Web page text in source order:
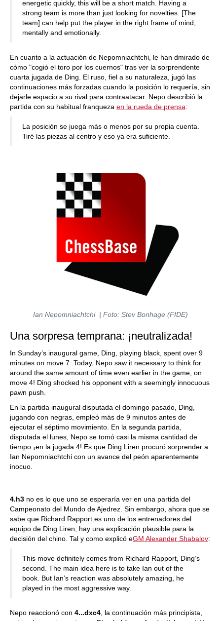
energetic quickly, this will be a short match. Having a
strong team is more than just looking for novelties. [The
team] can help put the player in the right frame of mind,
mentally and emotionally.
En cuanto a la actuación de Nepomniachtchi, le han dmirado de
cómo "cogió el toro por los cuernos" tras ver la sorprendente
cuarta jugada de Ding. El ruso, fiel a su naturaleza, jugó las
continuaciones más forzadas cuando la posición lo requería, sin
dejarle espacio a su rival para contraatacar. Nepo describió la
partida con su habitual franqueza en la rueda de prensa:
La posición se juega más o menos por su propia cuenta.
Tiré las piezas al centro y eso ya era suficiente.
Ian Nepomniachtchi | Foto: Stev Bonhage (FIDE)
Una sorpresa temprana: ¡neutralizada!
In Sunday’s inaugural game, Ding, playing black, spent over 9
minutes on move 7. Today, Nepo saw it necessary to think for
around the same amount of time even earlier in the game, on
move 4! Ding shocked his opponent with a seemingly innocuous
pawn push.
En la partida inaugural disputada el domingo pasado, Ding,
jugando con negras, empleó más de 9 minutos antes de
ejecutar el séptimo movimiento. En la segunda partida,
disputada el lunes, Nepo se tomó casi la misma cantidad de
tiempo ¡en la jugada 4! Es que Ding Liren procuró sorprender a
Ian Nepomniachtchi con un avance del peón aparentemente
inocuo.
4.h3 no es lo que uno se esperaría ver en una partida del
Campeonato del Mundo de Ajedrez. Sin embargo, ahora que se
sabe que Richard Rapport es uno de los entrenadores del
equipo de Ding Liren, hay una explicación plausible para la
decisión del chino. Tal y como explicó eGM Alexander Shabalov:
This move definitely comes from Richard Rapport, Ding’s
second. The main idea here is to take Ian out of the
book. But Ian’s reaction was absolutely amazing, he
played in the most aggressive way.
Nepo reaccionó con 4...dxc4 , la continuación más principista,